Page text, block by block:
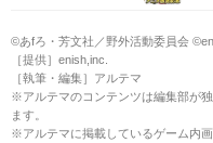
©あfろ・芳文社／野外活動委員会
［提供］enish,inc.
［執筆・編集］アルテマ
※アルテマのコンテンツは編集部が
ます。
※アルテマに掲載しているゲーム内